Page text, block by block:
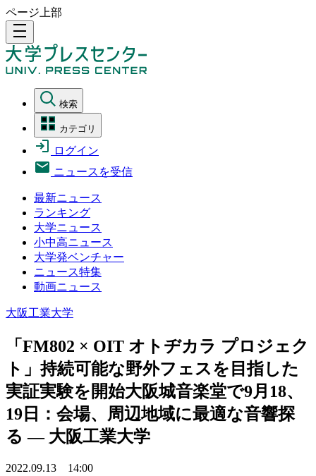
ページ上部
density_medium
検索
カテゴリ
ログイン
ニュースを受信
最新ニュース
ランキング
大学ニュース
小中高ニュース
大学発ベンチャー
ニュース特集
動画ニュース
大阪工業大学
「FM802 × OIT オトヂカラ プロジェク
ト」持続可能な野外フェスを目指した
実証実験を開始大阪城音楽堂で9月18、
19日：会場、周辺地域に最適な音響探
る — 大阪工業大学
2022.09.13 14:00